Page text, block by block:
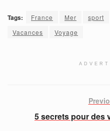
Tags: France Mer sport
Vacances
Voyage
5 secrets pour des